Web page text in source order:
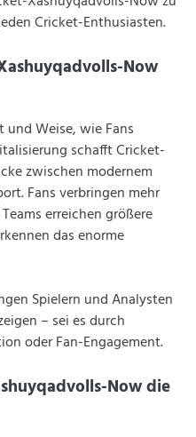
Cricket-Enthusiasten.
Now
Weise, wie Fans
schafft Cricket-
zwischen modernem
Fans verbringen mehr
erreichen größere
das enorme
Spielern und Analysten
– sei es durch
oder Fan-Engagement.
Now die